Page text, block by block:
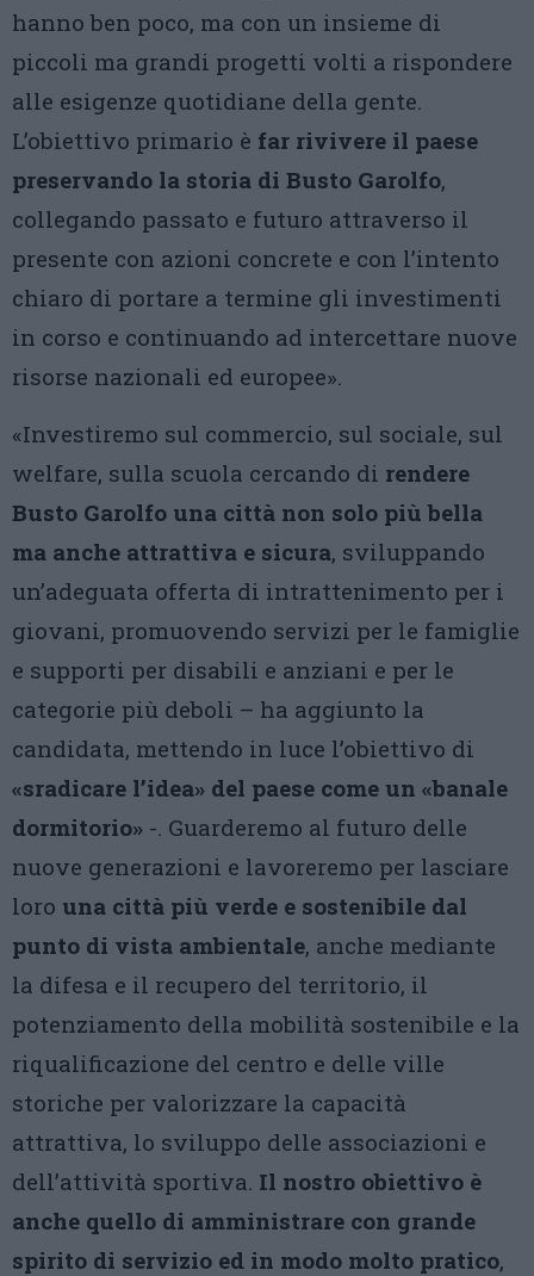
hanno ben poco, ma con un insieme di
piccoli ma grandi progetti volti a rispondere
alle esigenze quotidiane della gente.
L’obiettivo primario è far rivivere il paese
preservando la storia di Busto Garolfo,
collegando passato e futuro attraverso il
presente con azioni concrete e con l’intento
chiaro di portare a termine gli investimenti
in corso e continuando ad intercettare nuove
risorse nazionali ed europee».
«Investiremo sul commercio, sul sociale, sul
welfare, sulla scuola cercando di rendere
Busto Garolfo una città non solo più bella
ma anche attrattiva e sicura, sviluppando
un’adeguata offerta di intrattenimento per i
giovani, promuovendo servizi per le famiglie
e supporti per disabili e anziani e per le
categorie più deboli – ha aggiunto la
candidata, mettendo in luce l’obiettivo di
«sradicare l’idea» del paese come un «banale
dormitorio» -. Guarderemo al futuro delle
nuove generazioni e lavoreremo per lasciare
loro una città più verde e sostenibile dal
punto di vista ambientale, anche mediante
la difesa e il recupero del territorio, il
potenziamento della mobilità sostenibile e la
riqualificazione del centro e delle ville
storiche per valorizzare la capacità
attrattiva, lo sviluppo delle associazioni e
dell’attività sportiva. Il nostro obiettivo è
anche quello di amministrare con grande
spirito di servizio ed in modo molto pratico,